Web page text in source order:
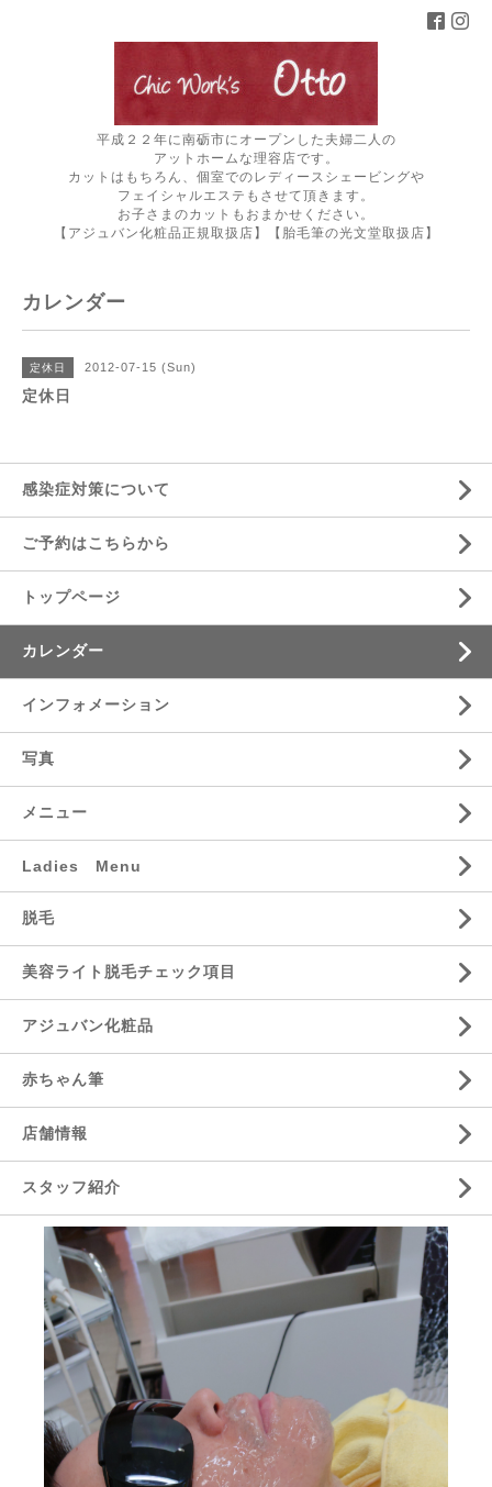
平成２２年に南砺市にオープンした夫婦二人の
アットホームな理容店です。
カットはもちろん、個室でのレディースシェービングや
フェイシャルエステもさせて頂きます。
お子さまのカットもおまかせください。
【アジュバン化粧品正規取扱店】【胎毛筆の光文堂取扱店】
カレンダー
定休日 2012-07-15 (Sun)
定休日
感染症対策について
ご予約はこちらから
トップページ
カレンダー
インフォメーション
写真
メニュー
Ladies Menu
脱毛
美容ライト脱毛チェック項目
アジュバン化粧品
赤ちゃん筆
店舗情報
スタッフ紹介